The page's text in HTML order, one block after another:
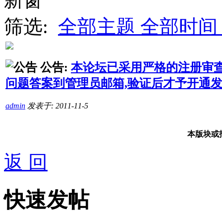
筛选: 全部主题 全部时间
公告: 本论坛已采用严格的注册审
问题答案到管理员邮箱,验证后才予开通
admin 发表于: 2011-11-5
本版块或
返 回
快速发帖